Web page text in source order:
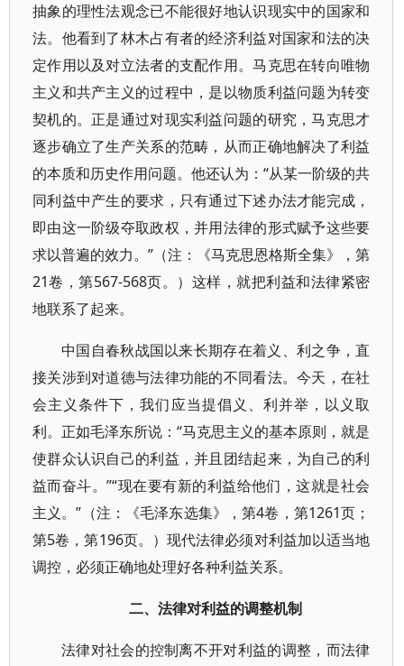
抽象的理性法观念已不能很好地认识现实中的国家和
法。他看到了林木占有者的经济利益对国家和法的决
定作用以及对立法者的支配作用。马克思在转向唯物
主义和共产主义的过程中，是以物质利益问题为转变
契机的。正是通过对现实利益问题的研究，马克思才
逐步确立了生产关系的范畴，从而正确地解决了利益
的本质和历史作用问题。他还认为：“从某一阶级的共
同利益中产生的要求，只有通过下述办法才能完成，
即由这一阶级夺取政权，并用法律的形式赋予这些要
求以普遍的效力。”（注：《马克思恩格斯全集》，第
21卷，第567-568页。）这样，就把利益和法律紧密
地联系了起来。
中国自春秋战国以来长期存在着义、利之争，直
接关涉到对道德与法律功能的不同看法。今天，在社
会主义条件下，我们应当提倡义、利并举，以义取
利。正如毛泽东所说：“马克思主义的基本原则，就是
使群众认识自己的利益，并且团结起来，为自己的利
益而奋斗。”“现在要有新的利益给他们，这就是社会
主义。”（注：《毛泽东选集》，第4卷，第1261页；
第5卷，第196页。）现代法律必须对利益加以适当地
调控，必须正确地处理好各种利益关系。
二、法律对利益的调整机制
法律对社会的控制离不开对利益的调整，而法律